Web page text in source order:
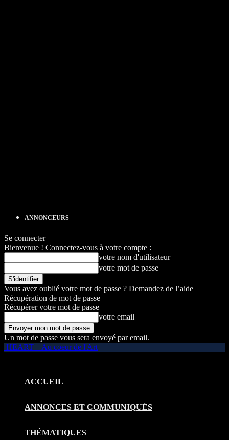
ANNONCEURS
Se connecter
Bienvenue ! Connectez-vous à votre compte :
votre nom d'utilisateur
votre mot de passe
Vous avez oublié votre mot de passe ? Demandez de l’aide
Récupération de mot de passe
Récupérer votre mot de passe
votre email
Un mot de passe vous sera envoyé par email.
HEART – Au coeur de l'Art
ACCUEIL
ANNONCES ET COMMUNIQUÉS
THÉMATIQUES